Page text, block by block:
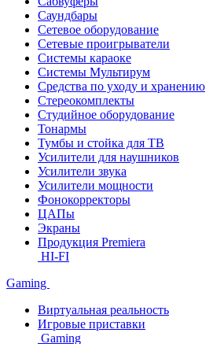
Саундбары
Сетевое оборудование
Сетевые проигрыватели
Системы караоке
Системы Мультирум
Средства по уходу и хранению
Стереокомплекты
Студийное оборудование
Тонармы
Тумбы и стойка для ТВ
Усилители для наушников
Усилители звука
Усилители мощности
Фонокорректоры
ЦАПы
Экраны
Продукция Premiera
HI-FI
Gaming
Виртуальная реальность
Игровые приставки
Gaming